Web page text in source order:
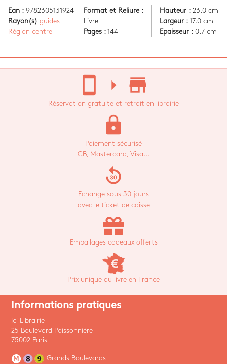
Ean : 9782305131924
Rayon(s) guides
Région centre
Format et Reliure :
Livre
Pages : 144
Hauteur :23.0 cm
Largeur :17.0 cm
Epaisseur :0.7 cm
stay_current_portrait arrow_right store_mall_directory
Réservation gratuite et retrait en librairie
lock
Paiement sécurisé
CB, Mastercard, Visa...
replay_30
Echange sous 30 jours
avec le ticket de caisse
Emballages cadeaux offerts
Prix unique du livre en France
Informations pratiques
Ici Librairie
25 Boulevard Poissonnière
75002 Paris
Grands Boulevards